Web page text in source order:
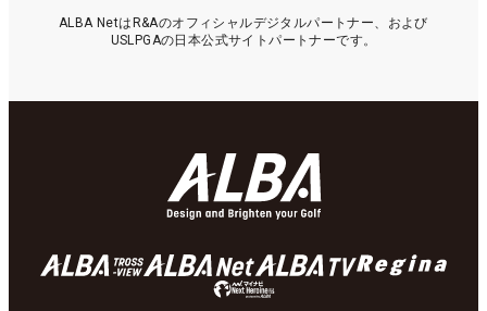
ALBA NetはR&Aのオフィシャルデジタルパートナー、および
USLPGAの日本公式サイトパートナーです。